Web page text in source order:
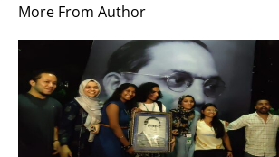
More From Author